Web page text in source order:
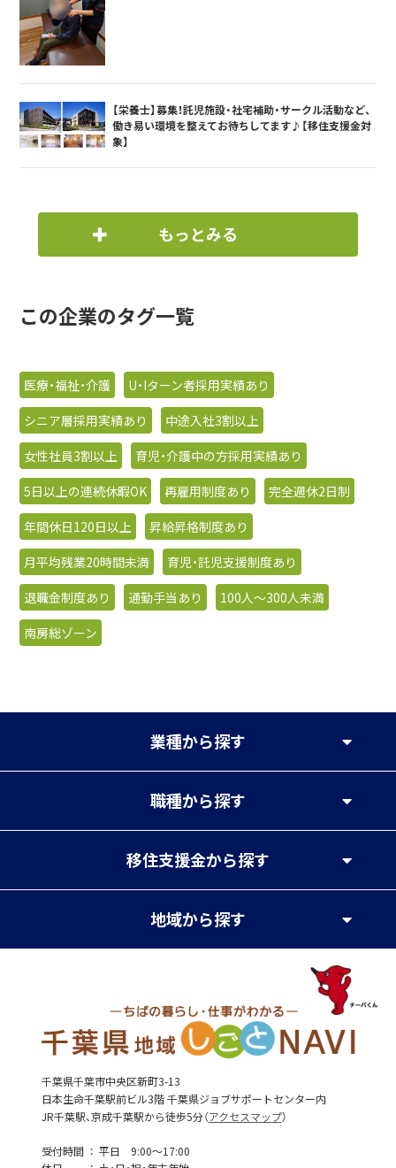
【栄養士】募集！託児施設・社宅補助・サークル活動など、
働き易い環境を整えてお待ちしてます♪【移住支援金対
象】
もっとみる
この企業のタグ一覧
医療・福祉・介護
U・Iターン者採用実績あり
シニア層採用実績あり
中途入社3割以上
女性社員3割以上
育児・介護中の方採用実績あり
5日以上の連続休暇OK
再雇用制度あり
完全週休2日制
年間休日120日以上
昇給昇格制度あり
月平均残業20時間未満
育児・託児支援制度あり
退職金制度あり
通勤手当あり
100人〜300人未満
南房総ゾーン
業種から探す
職種から探す
移住支援金から探す
地域から探す
千葉県千葉市中央区新町3-13
日本生命千葉駅前ビル3階 千葉県ジョブサポートセンター内
JR千葉駅、京成千葉駅から徒歩5分（アクセスマップ）
受付時間
平日 9:00～17:00